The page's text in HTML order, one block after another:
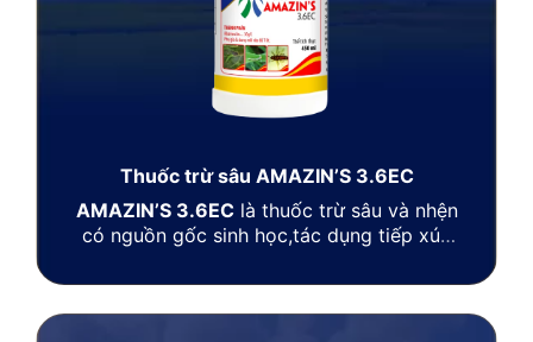
Thuốc trừ sâu AMAZIN’S 3.6EC
AMAZIN’S 3.6EClà thuốc trừ sâu và nhện
có nguồn gốc sinh học,tác dụng tiếp xúc
rộng.Thuốc trừ nhiều loài sâu miệng nhai
và chích hút, hiệu quả cao với các loài sâu